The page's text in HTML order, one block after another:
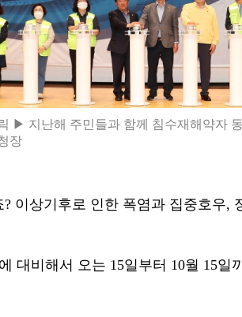
▶ 지난해 주민들과 함께 침수재해약자
장
? 이상기후로 인한 폭염과 집중호우,
대비해서 오는 15일부터 10월 15일